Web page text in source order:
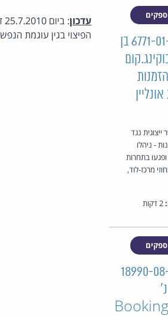
ת"צ 6771-01-18 בן
ייצוגית נגד
- ניהלו
בתחרות
מרכז-לוד,
08-25
עדכון
:
הפיצוי בגין עוגמת הנפש ל- 20,000